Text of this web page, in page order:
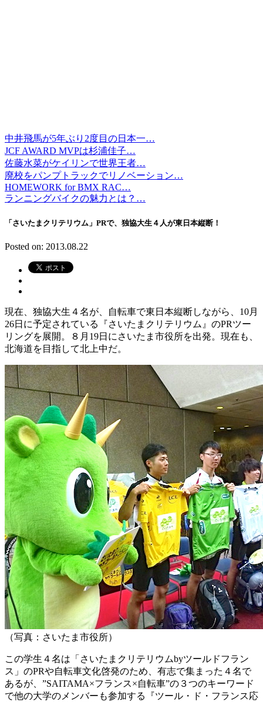
中井飛馬が5年ぶり2度目の日本一…
JCF AWARD MVPは杉浦佳子…
佐藤水菜がケイリンで世界王者…
廃校をパンプトラックでリノベーション…
HOMEWORK for BMX RAC…
ランニングバイクの魅力とは？…
「さいたまクリテリウム」PRで、独協大生４人が東日本縦断！
Posted on: 2013.08.22
現在、独協大生４名が、自転車で東日本縦断しながら、10月
26日に予定されている『さいたまクリテリウム』のPRツー
リングを展開。８月19日にさいたま市役所を出発。現在も、
北海道を目指して北上中だ。
（写真：さいたま市役所）
この学生４名は「さいたまクリテリウムbyツールドフラン
ス」のPRや自転車文化啓発のため、有志で集まった４名で
あるが、”SAITAMA×フランス×自転車”の３つのキーワード
で他の大学のメンバーも参加する『ツール・ド・フランス応